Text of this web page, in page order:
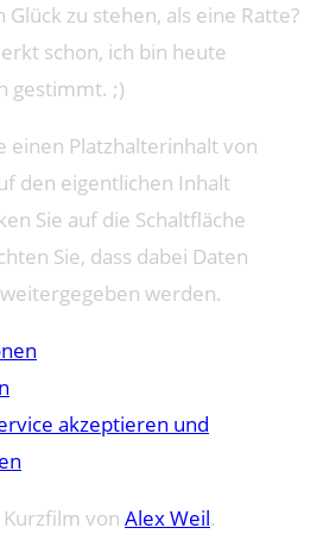
zu stehen, als eine Ratte?
schon, ich bin heute
gestimmt. ;)
einen Platzhalterinhalt von
den eigentlichen Inhalt
Sie auf die Schaltfläche
Sie, dass dabei Daten
werden.
akzeptieren und
von Alex Weil.